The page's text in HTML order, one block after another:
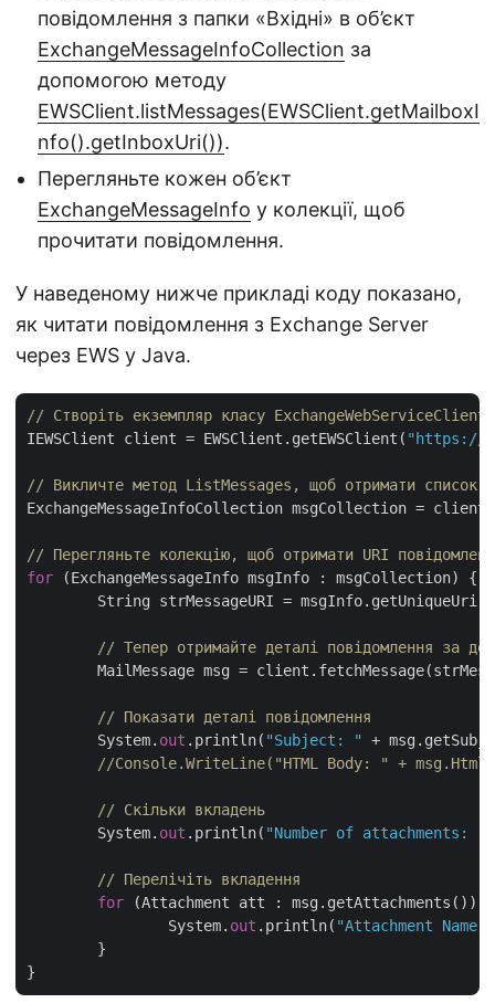
повідомлення з папки «Вхідні» в об’єкт
ExchangeMessageInfoCollection за
допомогою методу
EWSClient.listMessages(EWSClient.getMailboxI
nfo().getInboxUri()).
Перегляньте кожен об’єкт
ExchangeMessageInfo у колекції, щоб
прочитати повідомлення.
У наведеному нижче прикладі коду показано,
як читати повідомлення з Exchange Server
через EWS у Java.
// Створіть екземпляр класу
IEWSClient client = EWSClient.getEWSClient( "https://
// Викличте метод ListMessages, щоб отримати список
ExchangeMessageInfoCollection msgCollection =
// Перегляньте колекцію, щоб отримати URI
for (ExchangeMessageInfo msgInfo : msgCollection) {
// Тепер отримайте деталі повідомлення за
// Показати деталі повідомлення
	System.
out .println( "Subject: "
+
//Console.WriteLine("HTML Body: " +
// Скільки вкладень
	System.
out .println( "Number of attachments: "
// Перелічіть вкладення
for (Attachment att : msg.getAttachments()) {
		System.
out .println( "Attachment